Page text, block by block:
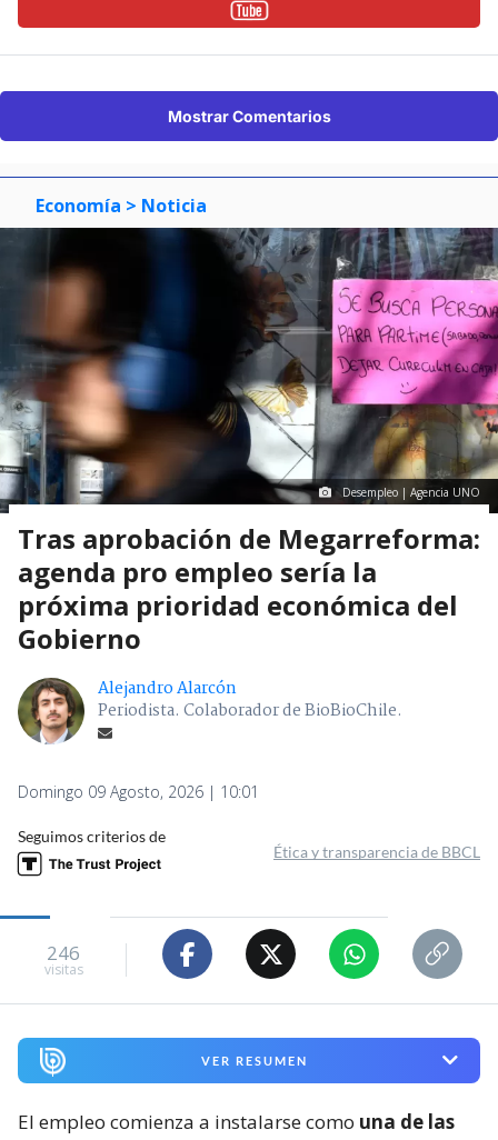
Mostrar Comentarios
Economía > Noticia
Desempleo | Agencia UNO
Tras aprobación de Megarreforma:
agenda pro empleo sería la
próxima prioridad económica del
Gobierno
Alejandro Alarcón
Periodista. Colaborador de BioBioChile.
Domingo 09 Agosto, 2026 | 10:01
Seguimos criterios de
Ética y transparencia de BBCL
246
visitas
VER RESUMEN
El empleo comienza a instalarse como una de las